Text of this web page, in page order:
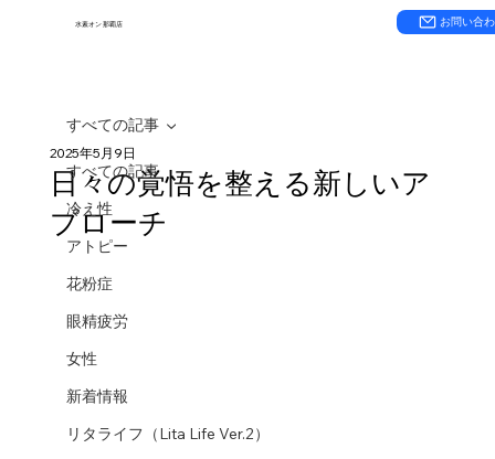
水素オン 那覇店 お問い合
すべての記事
冷え性
アトピー
花粉症
眼精疲労
女性
新着情報
リタライフ（Lita Life Ver.2）
すべての記事
日々の覚悟を整える新しいア
プローチ
2025年5月9日